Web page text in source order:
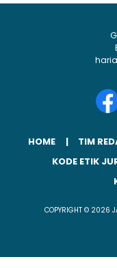
HOME TIM
KODE ETIK
COPYRIGHT © 2026